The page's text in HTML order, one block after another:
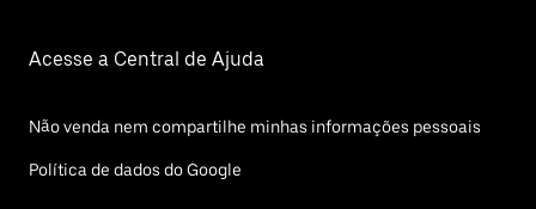
Acesse a Central de Ajuda
Não venda nem compartilhe minhas informações pessoais
Política de dados do Google